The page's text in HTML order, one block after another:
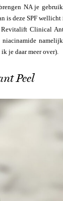
NA je
is deze SPF
Clinical
je daar meer over).
Peel